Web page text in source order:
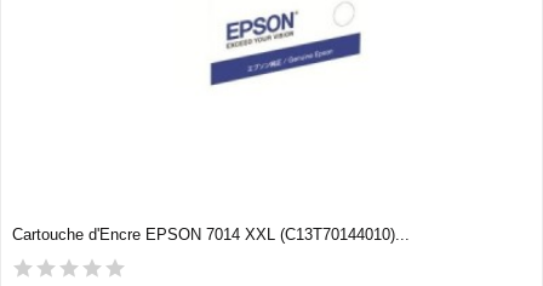
Cartouche d'Encre EPSON 7014 XXL (C13T70144010)...